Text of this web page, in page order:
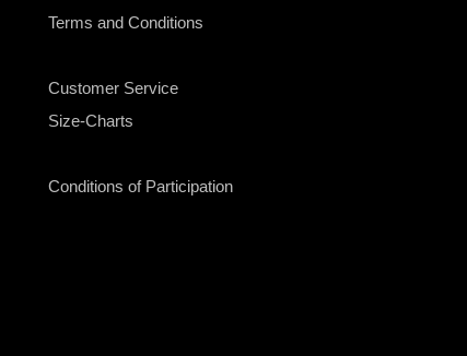
Terms and Conditions
Customer Service
Size-Charts
Conditions of Participation